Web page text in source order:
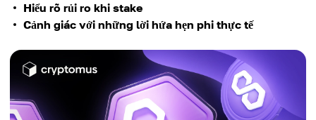
Hiểu rõ rủi ro khi stake
Cảnh giác với những lời hứa hẹn phi thực tế